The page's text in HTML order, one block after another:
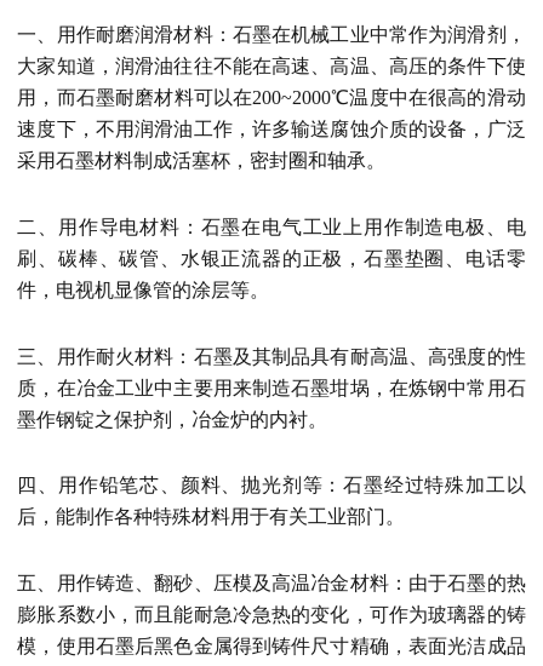
一、用作耐磨润滑材料：石墨在机械工业中常作为润滑剂，
大家知道，润滑油往往不能在高速、高温、高压的条件下使
用，而石墨耐磨材料可以在200~2000℃温度中在很高的滑动
速度下，不用润滑油工作，许多输送腐蚀介质的设备，广泛
采用石墨材料制成活塞杯，密封圈和轴承。
二、用作导电材料：石墨在电气工业上用作制造电极、电
刷、碳棒、碳管、水银正流器的正极，石墨垫圈、电话零
件，电视机显像管的涂层等。
三、用作耐火材料：石墨及其制品具有耐高温、高强度的性
质，在冶金工业中主要用来制造石墨坩埚，在炼钢中常用石
墨作钢锭之保护剂，冶金炉的内衬。
四、用作铅笔芯、颜料、抛光剂等：石墨经过特殊加工以
后，能制作各种特殊材料用于有关工业部门。
五、用作铸造、翻砂、压模及高温冶金材料：由于石墨的热
膨胀系数小，而且能耐急冷急热的变化，可作为玻璃器的铸
模，使用石墨后黑色金属得到铸件尺寸精确，表面光洁成品